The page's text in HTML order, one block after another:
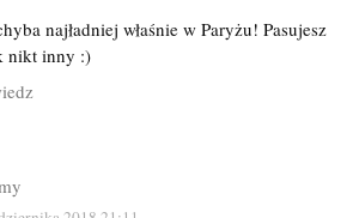
najładniej właśnie w Paryżu! Pasujesz
nikt inny :)